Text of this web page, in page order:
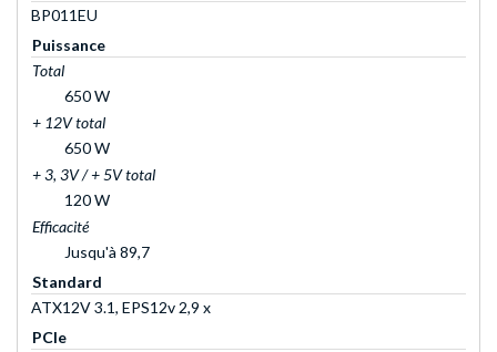
BP011EU
Puissance
Total
650 W
+ 12V total
650 W
+ 3, 3V / + 5V total
120 W
Efficacité
Jusqu'à 89,7
Standard
ATX12V 3.1, EPS12v 2,9 x
PCIe